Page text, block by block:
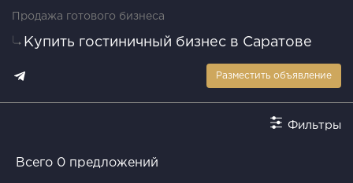
Продажа готового бизнеса
Купить гостиничный бизнес в Саратове
Разместить объявление
Фильтры
Всего 0 предложений